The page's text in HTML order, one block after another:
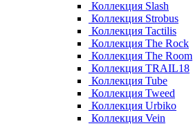
Коллекция Slash
Коллекция Strobus
Коллекция Tactilis
Коллекция The Rock
Коллекция The Room
Коллекция TRAIL18
Коллекция Tube
Коллекция Tweed
Коллекция Urbiko
Коллекция Vein